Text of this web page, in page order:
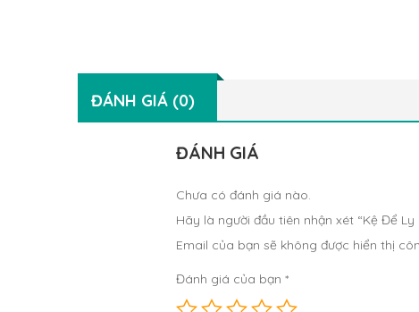
ĐÁNH GIÁ (0)
ĐÁNH GIÁ
Chưa có đánh giá nào.
Hãy là người đầu tiên nhận xét “Kệ Để Ly
Email của bạn sẽ không được hiển thị
Đánh giá của bạn *